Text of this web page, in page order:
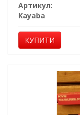
Артикул:
Kayaba
КУПИТИ